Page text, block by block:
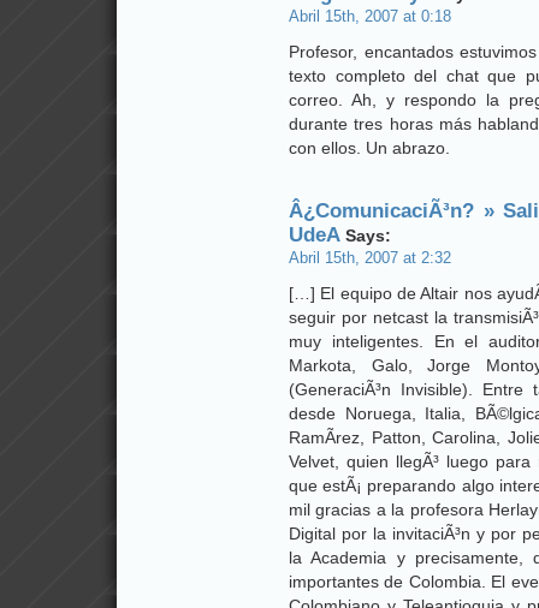
Abril 15th, 2007 at 0:18
Profesor, encantados
texto completo del chat que
correo. Ah, y respondo la
durante tres horas más
con ellos. Un abrazo.
Â¿ComunicaciÃ³n? »
UdeA Says:
Abril 15th, 2007 at 2:32
[…] El equipo de Altair nos
seguir por netcast la
muy inteligentes. En el
Markota, Galo, Jorge
(GeneraciÃ³n Invisible).
desde Noruega, Italia,
RamÃ­rez, Patton, Carolina,
Velvet, quien llegÃ³ luego
que estÃ¡ preparando algo
mil gracias a la profesora
Digital por la invitaciÃ³n y por
la Academia y precisamente,
importantes de Colombia. El